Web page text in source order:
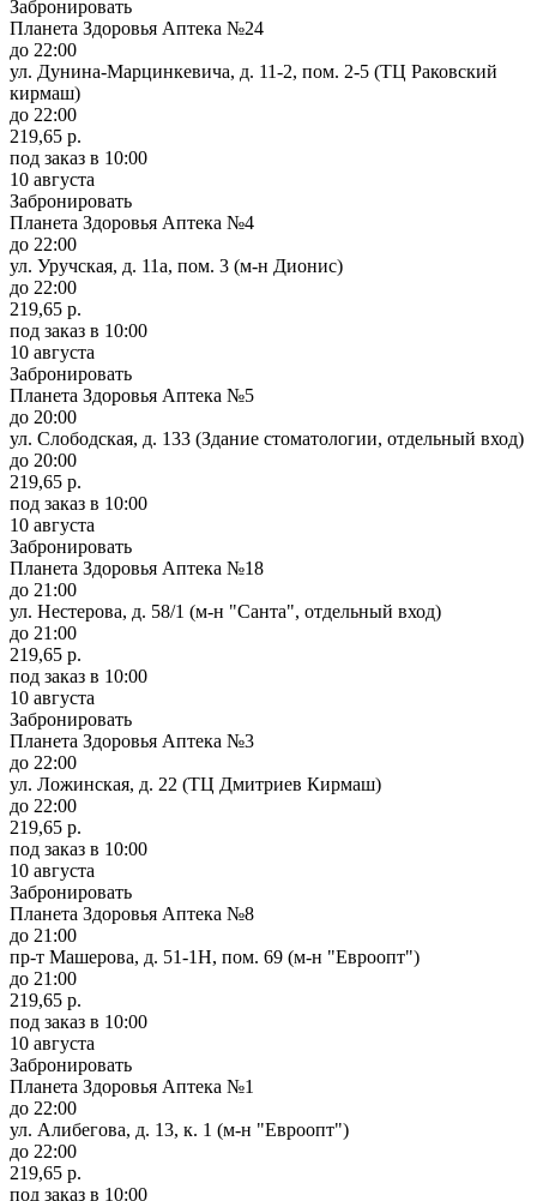
Забронировать
Планета Здоровья Аптека №24
до 22:00
ул. Дунина-Марцинкевича, д. 11-2, пом. 2-5 (ТЦ Раковский
кирмаш)
до 22:00
219,65 р.
под заказ в 10:00
10 августа
Забронировать
Планета Здоровья Аптека №4
до 22:00
ул. Уручская, д. 11а, пом. 3 (м-н Дионис)
до 22:00
219,65 р.
под заказ в 10:00
10 августа
Забронировать
Планета Здоровья Аптека №5
до 20:00
ул. Слободская, д. 133 (Здание стоматологии, отдельный вход)
до 20:00
219,65 р.
под заказ в 10:00
10 августа
Забронировать
Планета Здоровья Аптека №18
до 21:00
ул. Нестерова, д. 58/1 (м-н "Санта", отдельный вход)
до 21:00
219,65 р.
под заказ в 10:00
10 августа
Забронировать
Планета Здоровья Аптека №3
до 22:00
ул. Ложинская, д. 22 (ТЦ Дмитриев Кирмаш)
до 22:00
219,65 р.
под заказ в 10:00
10 августа
Забронировать
Планета Здоровья Аптека №8
до 21:00
пр-т Машерова, д. 51-1Н, пом. 69 (м-н "Евроопт")
до 21:00
219,65 р.
под заказ в 10:00
10 августа
Забронировать
Планета Здоровья Аптека №1
до 22:00
ул. Алибегова, д. 13, к. 1 (м-н "Евроопт")
до 22:00
219,65 р.
под заказ в 10:00